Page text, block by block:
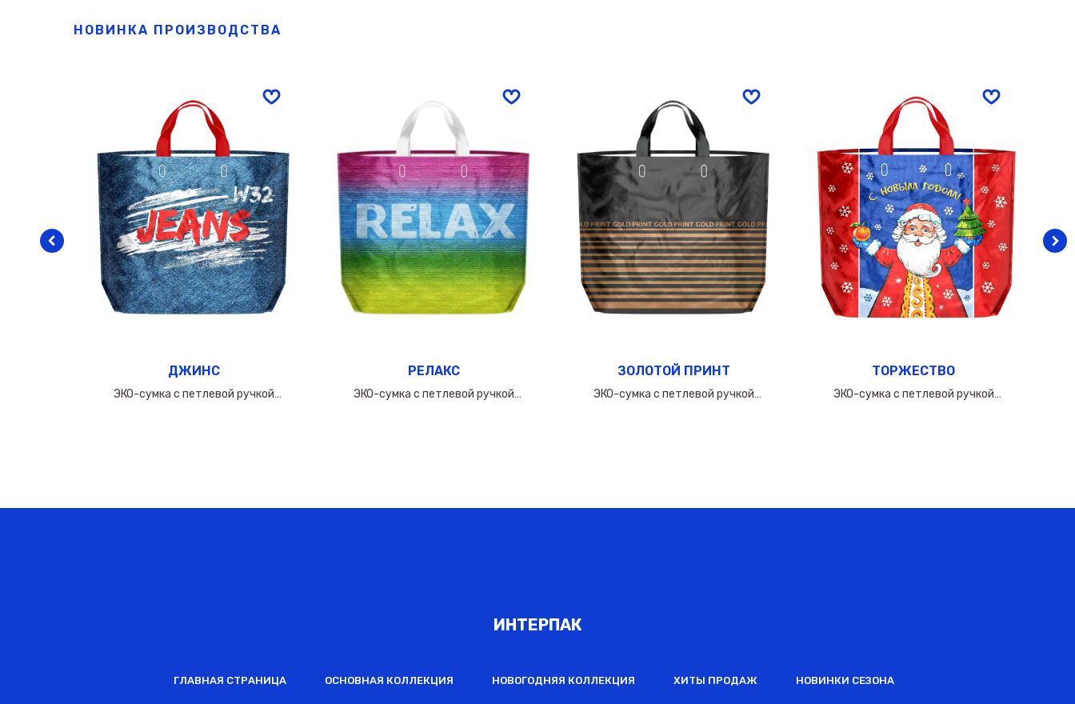
НОВИНКА ПРОИЗВОДСТВА
ДЖИНС
ЭКО-сумка c петлевой ручкой
РЕЛАКС
ЭКО-сумка с петлевой ручкой
ЗОЛОТОЙ ПРИНТ
ЭКО-сумка с петлевой ручкой
ТОРЖЕСТВО
ЭКО-сумка с петлевой ручкой
ИНТЕРПАК
ГЛАВНАЯ СТРАНИЦА ОСНОВНАЯ КОЛЛЕКЦИЯ НОВОГОДНЯЯ КОЛЛЕКЦИЯ ХИТЫ ПРОДАЖ НОВИНКИ СЕЗОНА